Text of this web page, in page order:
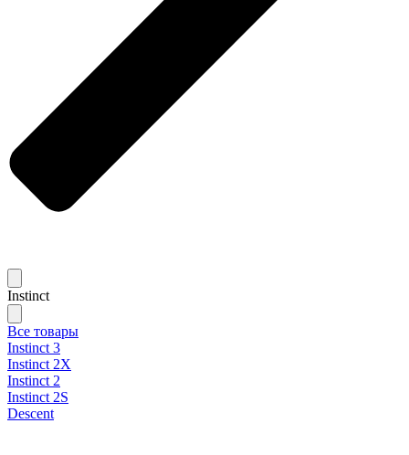
Instinct
Все товары
Instinct 3
Instinct 2X
Instinct 2
Instinct 2S
Descent